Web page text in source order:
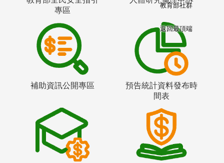
專區
補助資訊公開專區
預告統計資料發布時
間表
教育部社群
返回最頂端